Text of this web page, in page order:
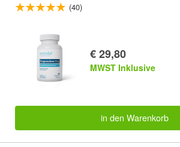
(40)
€ 29,80
MWST Inklusive
in den Warenkorb